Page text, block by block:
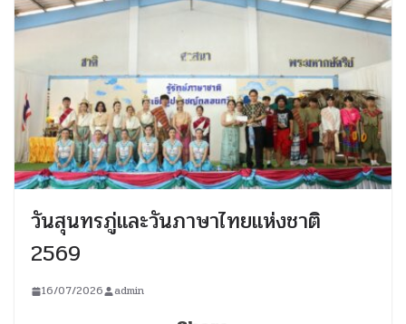
วันสุนทรภู่และวันภาษาไทยแห่งชาติ
2569
16/07/2026 admin